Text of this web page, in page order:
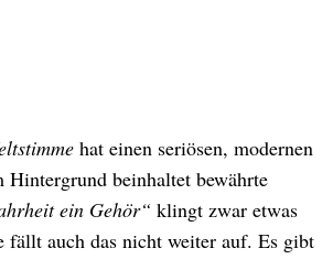
hat einen seriösen, modernen
beinhaltet bewährte
ein Gehör“ klingt zwar etwas
fällt auch das nicht weiter auf. Es gibt